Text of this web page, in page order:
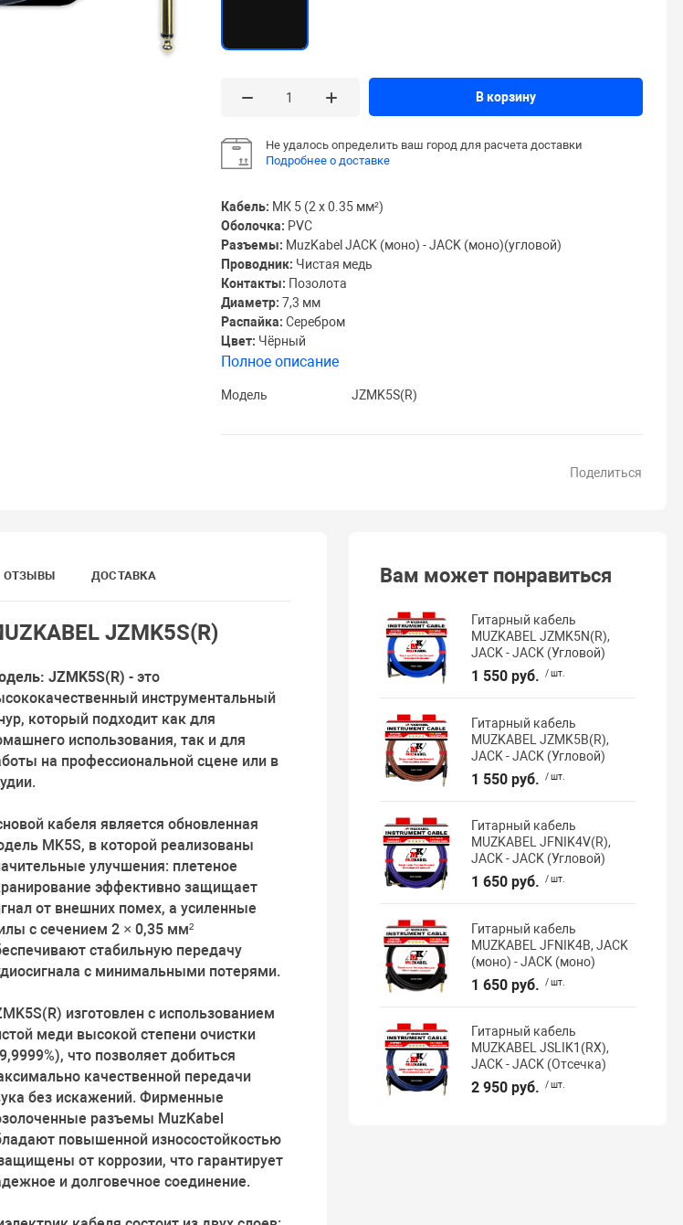
В корзину
Не удалось определить ваш город для расчета доставки
Подробнее о доставке
Кабель: МК 5 (2 х 0.35 мм²)
Оболочка: PVC
Разъемы: MuzKabel JACK (моно) - JACK (моно)(угловой)
Проводник: Чистая медь
Контакты: Позолота
Диаметр: 7,3 мм
Распайка: Серебром
Цвет: Чёрный
Полное описание
Модель JZMK5S(R)
Поделиться
ОТЗЫВЫ ДОСТАВКА
JZMK5S(R)
JZMK5S(R) - это
инструментальный
который подходит как для
использования, так и для
на профессиональной сцене или в
кабеля является обновленная
MK5S, в которой реализованы
улучшения: плетеное
эффективно защищает
от внешних помех, а усиленные
с сечением 2 × 0,35 мм²
стабильную передачу
с минимальными потерями.
изготовлен с использованием
меди высокой степени очистки
что позволяет добиться
качественной передачи
без искажений. Фирменные
разъемы MuzKabel
повышенной износостойкостью
от коррозии, что гарантирует
и долговечное соединение.
Вам может понравиться
Гитарный кабель
MUZKABEL JZMK5N(R),
JACK - JACK (Угловой)
1 550 руб. / шт.
Гитарный кабель
MUZKABEL JZMK5B(R),
JACK - JACK (Угловой)
1 550 руб. / шт.
Гитарный кабель
MUZKABEL JFNIK4V(R),
JACK - JACK (Угловой)
1 650 руб. / шт.
Гитарный кабель
MUZKABEL JFNIK4B, JACK
(моно) - JACK (моно)
1 650 руб. / шт.
Гитарный кабель
MUZKABEL JSLIK1(RX),
JACK - JACK (Отсечка)
2 950 руб. / шт.